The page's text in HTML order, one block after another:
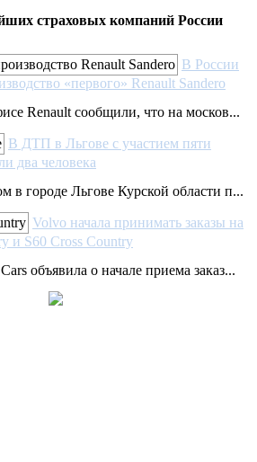
страховых компаний России
В России
«первого» Renault Sandero
Renault сообщили, что на москов...
В ДТП в Льгове с участием пяти
два человека
в городе Льгове Курской области п...
Volvo начала принимать заказы на
и S60 Cross Country
объявила о начале приема заказ...